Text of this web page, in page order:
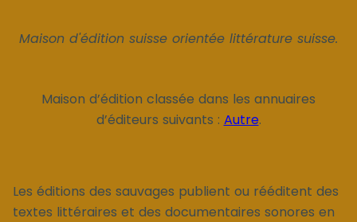
Maison d'édition suisse orientée littérature suisse.
Maison d’édition classée dans les annuaires
d’éditeurs suivants : Autre.
Les éditions des sauvages publient ou rééditent des
textes littéraires et des documentaires sonores en